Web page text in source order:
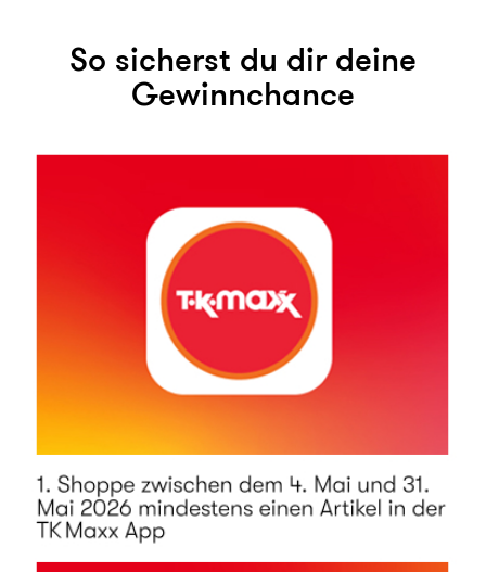
So sicherst du dir deine
Gewinnchance